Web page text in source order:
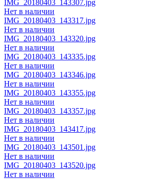
IMG_20180403_143307.jpg
Нет в наличии
IMG_20180403_143317.jpg
Нет в наличии
IMG_20180403_143320.jpg
Нет в наличии
IMG_20180403_143335.jpg
Нет в наличии
IMG_20180403_143346.jpg
Нет в наличии
IMG_20180403_143355.jpg
Нет в наличии
IMG_20180403_143357.jpg
Нет в наличии
IMG_20180403_143417.jpg
Нет в наличии
IMG_20180403_143501.jpg
Нет в наличии
IMG_20180403_143520.jpg
Нет в наличии